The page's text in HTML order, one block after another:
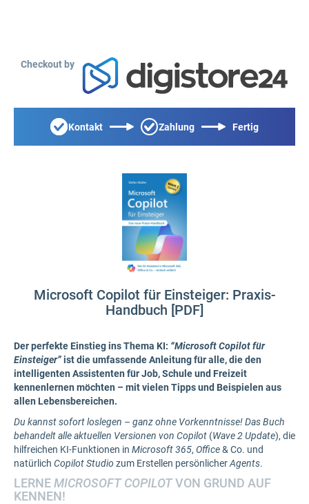
Checkout by
Kontakt Zahlung Fertig
Microsoft Copilot für Einsteiger: Praxis-
Handbuch [PDF]
Der perfekte Einstieg ins Thema KI: “Microsoft Copilot für
Einsteiger”ist die umfassende Anleitung für alle, die den
intelligenten Assistenten für Job, Schule und Freizeit
kennenlernen möchten – mit vielen Tipps und Beispielen aus
allen Lebensbereichen.
Du kannst sofort loslegen – ganz ohne Vorkenntnisse! Das Buch
behandelt alle aktuellen Versionen von Copilot (Wave 2 Update), die
hilfreichen KI-Funktionen in Microsoft 365, Office& Co. und
natürlich Copilot Studio zum Erstellen persönlicherAgents.
LERNE MICROSOFT COPILOTVON GRUND AUF
KENNEN!